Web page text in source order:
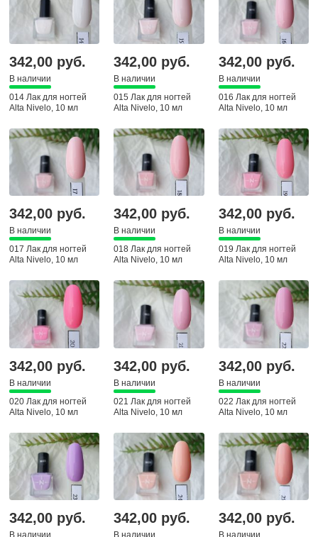
342,00 руб.
В наличии
014 Лак для ногтей
Alta Nivelo, 10 мл
342,00 руб.
В наличии
015 Лак для ногтей
Alta Nivelo, 10 мл
342,00 руб.
В наличии
016 Лак для ногтей
Alta Nivelo, 10 мл
342,00 руб.
В наличии
017 Лак для ногтей
Alta Nivelo, 10 мл
342,00 руб.
В наличии
018 Лак для ногтей
Alta Nivelo, 10 мл
342,00 руб.
В наличии
019 Лак для ногтей
Alta Nivelo, 10 мл
342,00 руб.
В наличии
020 Лак для ногтей
Alta Nivelo, 10 мл
342,00 руб.
В наличии
021 Лак для ногтей
Alta Nivelo, 10 мл
342,00 руб.
В наличии
022 Лак для ногтей
Alta Nivelo, 10 мл
342,00 руб.
В наличии
342,00 руб.
В наличии
342,00 руб.
В наличии